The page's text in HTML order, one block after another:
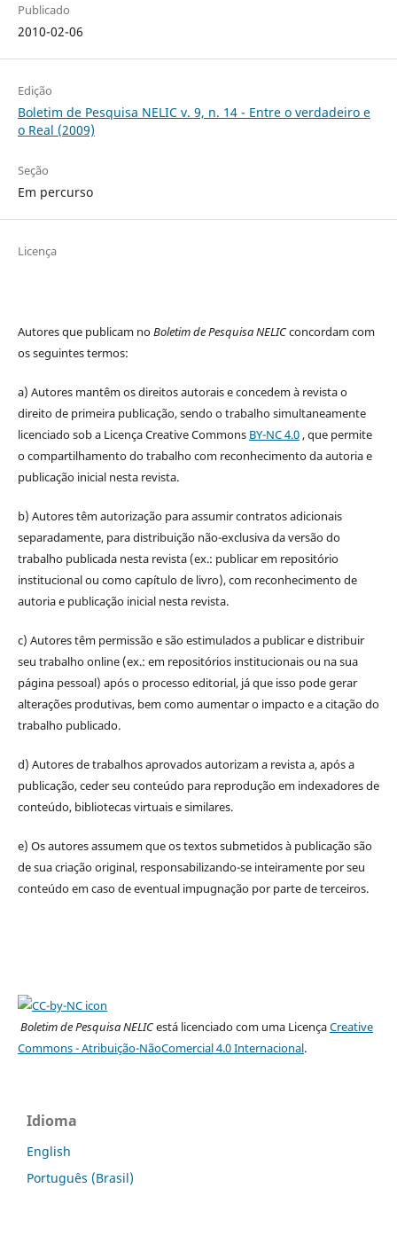
Publicado
2010-02-06
Edição
Boletim de Pesquisa NELIC v. 9, n. 14 - Entre o verdadeiro e
o Real (2009)
Seção
Em percurso
Licença
Autores que publicam noBoletim de Pesquisa NELICconcordam com
os seguintes termos:
a) Autores mantêm os direitos autorais e concedem à revista o
direito de primeira publicação, sendo o trabalho simultaneamente
licenciado sob a Licença Creative Commons BY-NC 4.0, que permite
o compartilhamento do trabalho com reconhecimento da autoria e
publicação inicial nesta revista.
b) Autores têm autorização para assumir contratos adicionais
separadamente, para distribuição não-exclusiva da versão do
trabalho publicada nesta revista (ex.: publicar em repositório
institucional ou como capítulo de livro), com reconhecimento de
autoria e publicação inicial nesta revista.
c) Autores têm permissão e são estimulados a publicar e distribuir
seu trabalho online (ex.: em repositórios institucionais ou na sua
página pessoal) após o processo editorial, já que isso pode gerar
alterações produtivas, bem como aumentar o impacto e a citação do
trabalho publicado.
d) Autores de trabalhos aprovados autorizam a revista a, após a
publicação, ceder seu conteúdo para reprodução em indexadores de
conteúdo, bibliotecas virtuais e similares.
e) Os autores assumem que os textos submetidos à publicação são
de sua criação original, responsabilizando-se inteiramente por seu
conteúdo em caso de eventual impugnação por parte de terceiros.
Boletim de Pesquisa NELICestá licenciado com uma LicençaCreative
Commons - Atribuição-NãoComercial 4.0 Internacional.
Idioma
English
Português (Brasil)